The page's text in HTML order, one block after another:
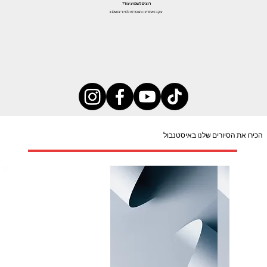
רוצים לשמוע עוד?
עקבו אחרינו והצטרפו לסיורים שלנו!
הכירו את הסיורים שלנו באיסטנבול